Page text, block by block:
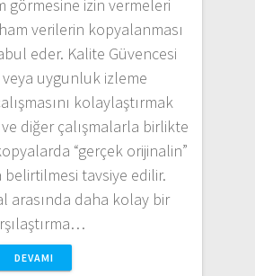
görmesine izin vermeleri
verilerin kopyalanması
eder. Kalite Güvencesi
uygunluk izleme
kolaylaştırmak
diğer çalışmalarla birlikte
“gerçek orijinalin”
belirtilmesi tavsiye edilir.
arasında daha kolay bir
DEVAMI